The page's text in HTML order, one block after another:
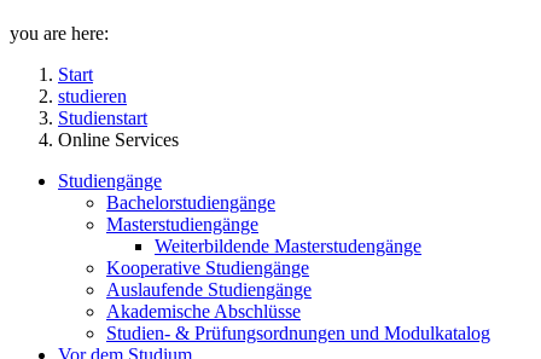
you are here:
Start
studieren
Studienstart
Online Services
Studiengänge
Bachelorstudiengänge
Masterstudiengänge
Weiterbildende Masterstudengänge
Kooperative Studiengänge
Auslaufende Studiengänge
Akademische Abschlüsse
Studien- & Prüfungsordnungen und Modulkatalog